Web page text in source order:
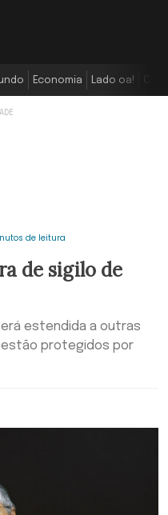
Economia Lado oa!
de leitura
de sigilo de
estendida a outras
protegidos por